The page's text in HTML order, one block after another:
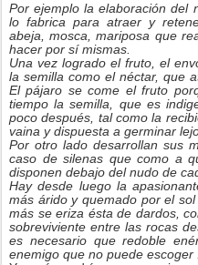
Por ejemplo la elaboración del
lo fabrica para atraer y
abeja, mosca, mariposa que
hacer por sí mismas.
Una vez logrado el fruto, el
la semilla como el néctar, que
El pájaro se come el fruto
tiempo la semilla, que es
poco después, tal como la
vaina y dispuesta a germinar
Por otro lado desarrollan sus
caso de silenas que como a
disponen debajo del nudo de
Hay desde luego la
más árido y quemado por el
más se eriza ésta de dardos,
sobreviviente entre las rocas
es necesario que redoble
enemigo que no puede escoger .